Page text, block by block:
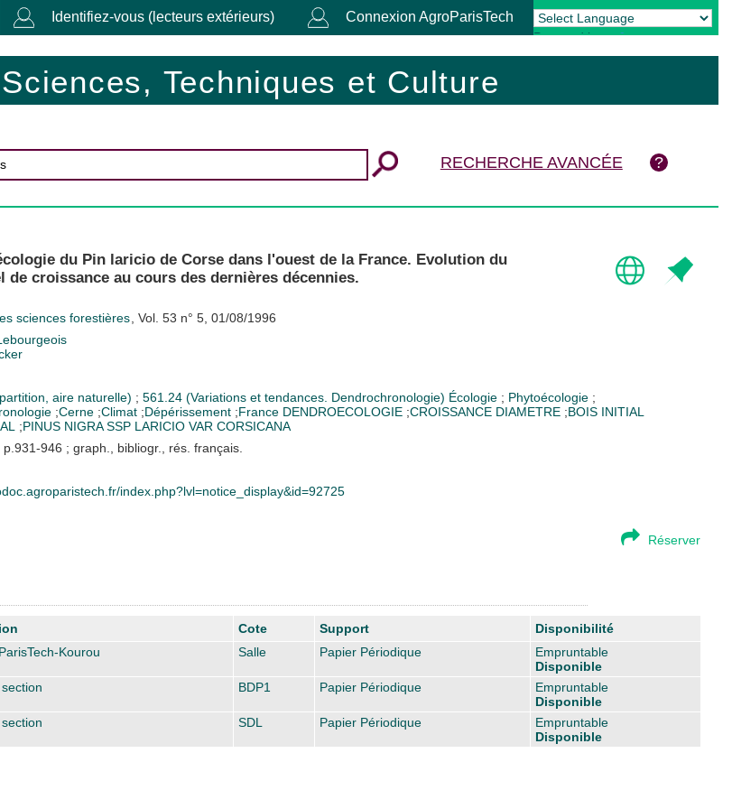
Identifiez-vous (lecteurs extérieurs) Connexion AgroParisTech
Powered by Translate
Techniques et Culture
RECHERCHE AVANCÉE
du Pin laricio de Corse dans l'ouest de la France. Evolution du
de croissance au cours des dernières décennies.
sciences forestières , Vol. 53 n° 5, 01/08/1996
aire naturelle) ; 561.24 (Variations et tendances. Dendrochronologie) Écologie ; Phytoécologie ;
;Cerne ;Climat ;Dépérissement ;France DENDROECOLOGIE ;CROISSANCE DIAMETRE ;BOIS INITIAL
;PINUS NIGRA SSP LARICIO VAR CORSICANA
946 ; graph., bibliogr., rés. français.
index.php?lvl=notice_display&id=92725
Réserver
Cote Support
Disponibilité
Kourou Salle Papier Périodique
Empruntable
Disponible
BDP1 Papier Périodique
Empruntable
Disponible
SDL Papier Périodique
Empruntable
Disponible